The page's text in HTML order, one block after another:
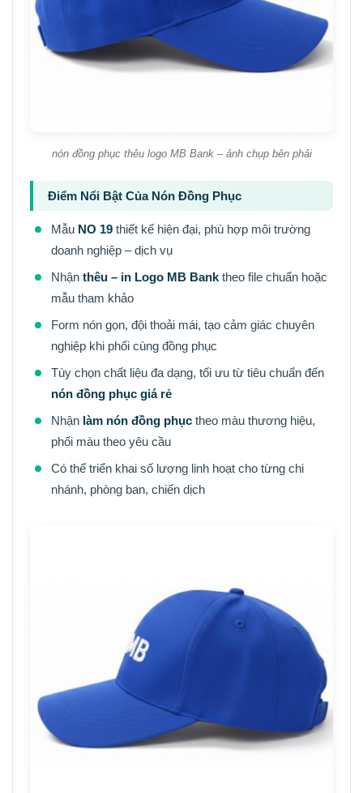
nón đồng phục thêu logo MB Bank – ảnh chụp bên phải
Điểm Nổi Bật Của Nón Đồng Phục
Mẫu NO 19 thiết kế hiện đại, phù hợp môi trường
doanh nghiệp – dịch vụ
Nhận thêu – in Logo MB Bank theo file chuẩn hoặc
mẫu tham khảo
Form nón gọn, đội thoải mái, tạo cảm giác chuyên
nghiệp khi phối cùng đồng phục
Tùy chọn chất liệu đa dạng, tối ưu từ tiêu chuẩn đến
nón đồng phục giá rẻ
Nhận làm nón đồng phục theo màu thương hiệu,
phối màu theo yêu cầu
Có thể triển khai số lượng linh hoạt cho từng chi
nhánh, phòng ban, chiến dịch